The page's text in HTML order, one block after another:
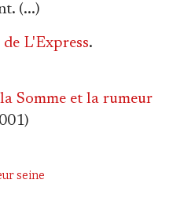
(...)
L'Express.
Somme et la rumeur
seine